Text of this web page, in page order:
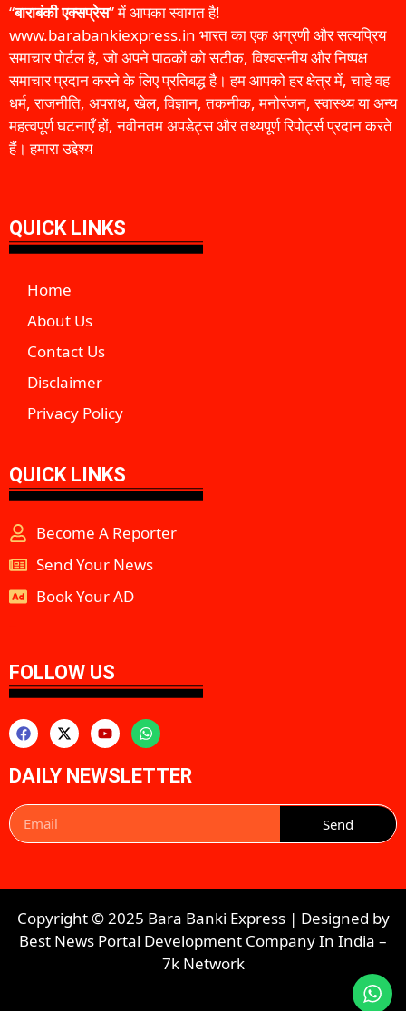
“बाराबंकी एक्सप्रेस” में आपका स्वागत है!
www.barabankiexpress.in भारत का एक अग्रणी और सत्यप्रिय
समाचार पोर्टल है, जो अपने पाठकों को सटीक, विश्वसनीय और निष्पक्ष
समाचार प्रदान करने के लिए प्रतिबद्ध है। हम आपको हर क्षेत्र में, चाहे वह
धर्म, राजनीति, अपराध, खेल, विज्ञान, तकनीक, मनोरंजन, स्वास्थ्य या अन्य
महत्वपूर्ण घटनाएँ हों, नवीनतम अपडेट्स और तथ्यपूर्ण रिपोर्ट्स प्रदान करते
हैं। हमारा उद्देश्य
QUICK LINKS
Home
About Us
Contact Us
Disclaimer
Privacy Policy
QUICK LINKS
Become A Reporter
Send Your News
Book Your AD
FOLLOW US
DAILY NEWSLETTER
Send
Copyright © 2025 Bara Banki Express | Designed by
Best News Portal Development Company In India –
7k Network​​